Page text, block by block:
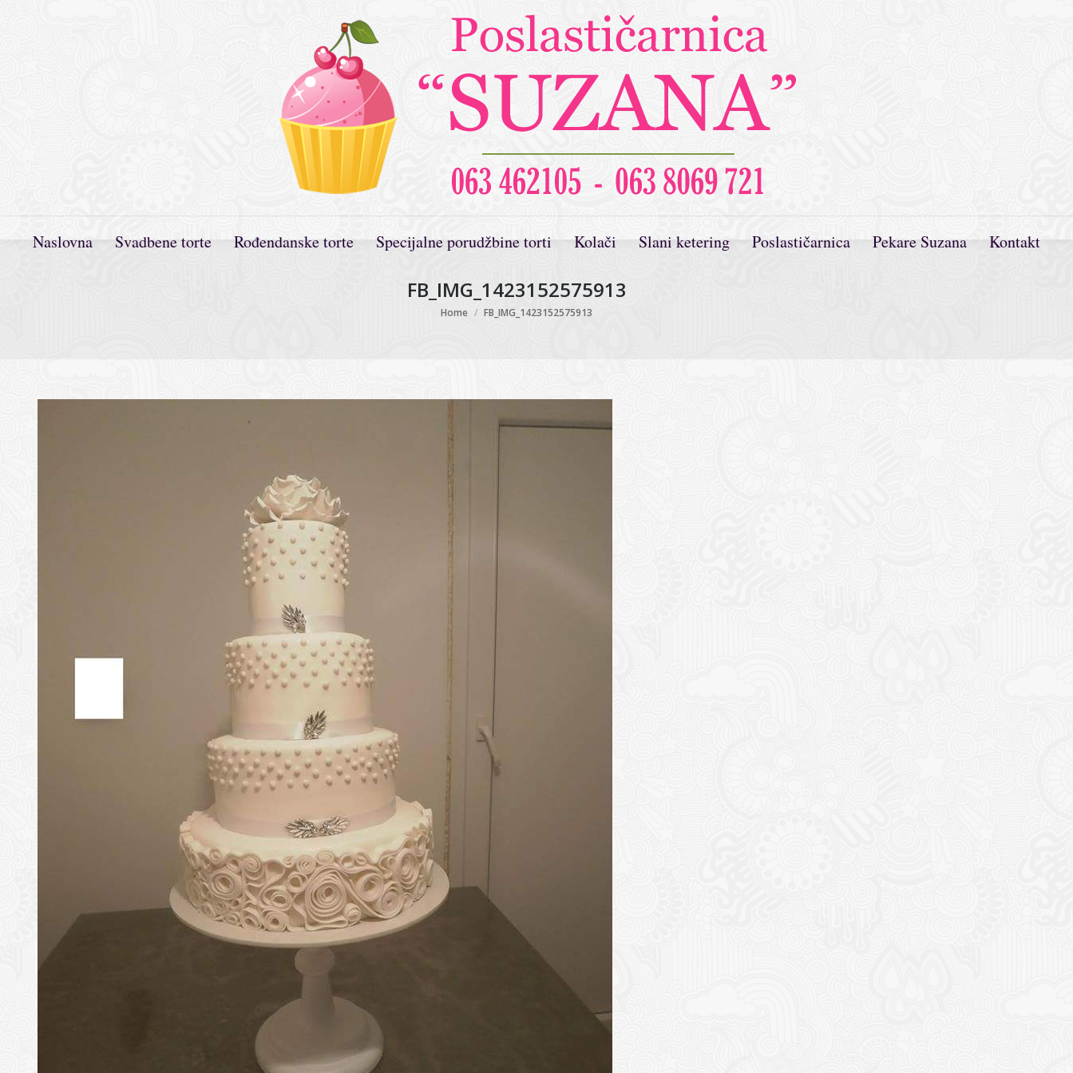
Naslovna Svadbene torte Rođendanske torte Specijalne porudžbine torti Kolači Slani ketering Poslastičarnica Pekare Suzana Kontakt
FB_IMG_1423152575913
You are here:
Home FB_IMG_1423152575913